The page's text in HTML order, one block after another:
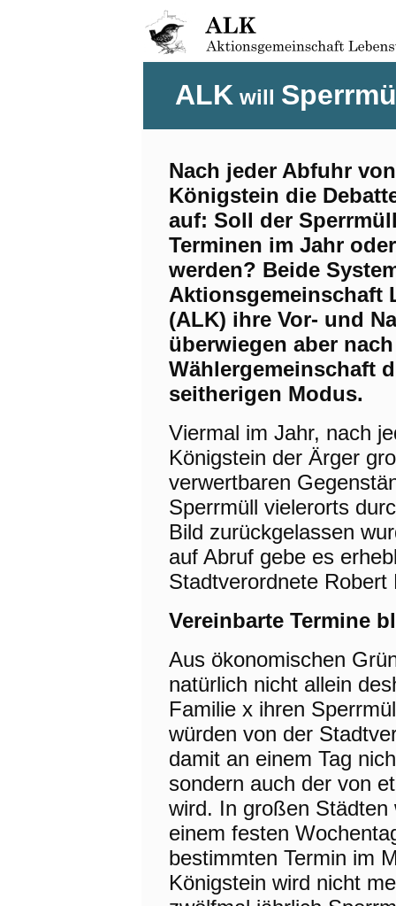
ALK will
Nach jeder Abfuhr
Königstein die
auf: Soll der
Terminen im Jahr
werden? Beide
Aktionsgemeinschaft
(ALK) ihre Vor- und
überwiegen aber
Wählergemeinschaft
seitherigen Modus.
Viermal im Jahr, nach
Königstein der Ärger
verwertbaren
Sperrmüll vielerorts
Bild zurückgelassen
auf Abruf gebe es
Stadtverordnete Robert
Vereinbarte Termine
Aus ökonomischen
natürlich nicht allein
Familie x ihren
würden von der
damit an einem Tag
sondern auch der von
wird. In großen
einem festen
bestimmten Termin im
Königstein wird nicht